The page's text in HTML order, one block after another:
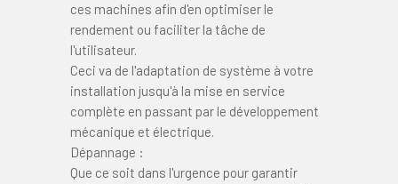
ces machines afin d'en optimiser le
rendement ou faciliter la tâche de
l'utilisateur.
Ceci va de l'adaptation de système à votre
installation jusqu'à la mise en service
complète en passant par le développement
mécanique et électrique.
Dépannage :
Que ce soit dans l'urgence pour garantir